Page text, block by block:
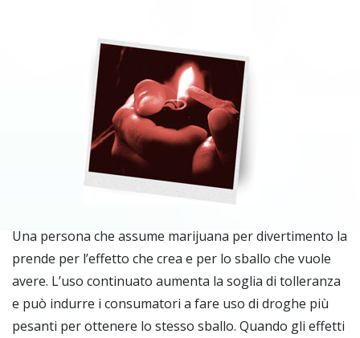
Una persona che assume marijuana per divertimento la
prende per l’effetto che crea e per lo sballo che vuole
avere. L’uso continuato aumenta la soglia di tolleranza
e può indurre i consumatori a fare uso di droghe più
pesanti per ottenere lo stesso sballo. Quando gli effetti